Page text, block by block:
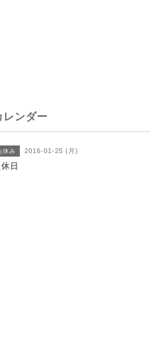
レンダー
休み 2016-01-25 (月)
日